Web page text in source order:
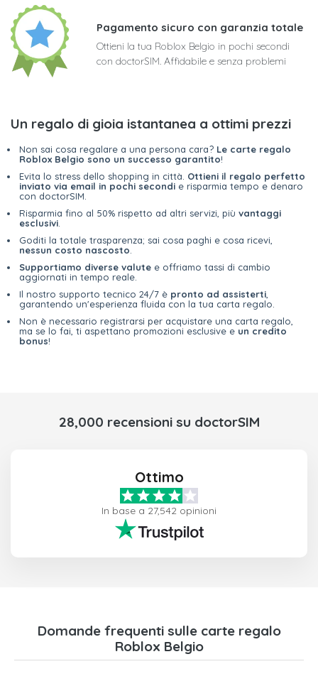
Pagamento sicuro con garanzia totale
Ottieni la tua Roblox Belgio in pochi secondi
con doctorSIM. Affidabile e senza problemi
Un regalo di gioia istantanea a ottimi prezzi
Non sai cosa regalare a una persona cara? Le carte regalo
Roblox Belgio sono un successo garantito!
Evita lo stress dello shopping in città. Ottieni il regalo perfetto
inviato via email in pochi secondi e risparmia tempo e denaro
con doctorSIM.
Risparmia fino al 50% rispetto ad altri servizi, più vantaggi
esclusivi
Goditi la totale trasparenza; sai cosa paghi e cosa ricevi,
nessun costo nascosto
Supportiamo diverse valute e offriamo tassi di cambio
aggiornati in tempo reale.
Il nostro supporto tecnico 24/7 è pronto ad assisterti
garantendo un'esperienza fluida con la tua carta regalo.
Non è necessario registrarsi per acquistare una carta regalo,
ma se lo fai, ti aspettano promozioni esclusive e un credito
bonus!
28,000 recensioni su doctorSIM
Ottimo
In base a 27,542 opinioni
Domande frequenti sulle carte regalo
Roblox Belgio